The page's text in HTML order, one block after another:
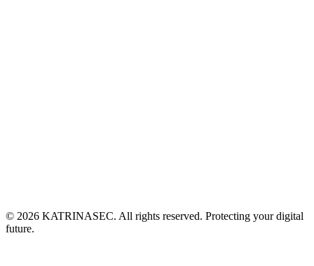
© 2026 KATRINASEC. All rights reserved. Protecting your digital
future.